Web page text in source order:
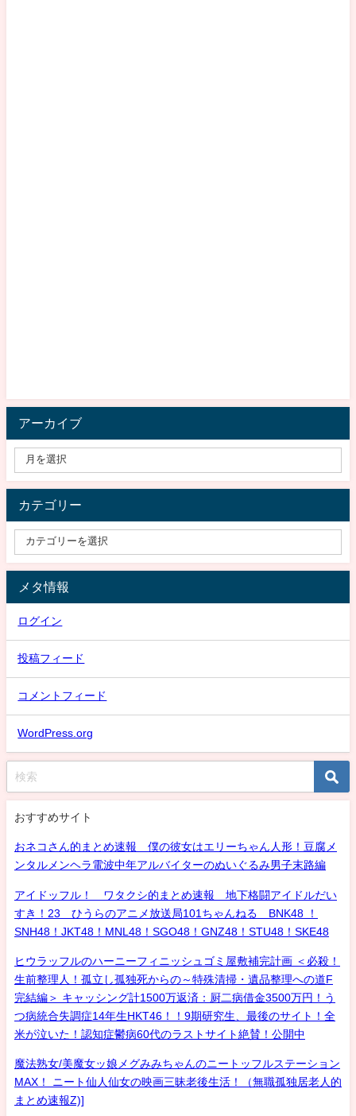
アーカイブ
カテゴリー
メタ情報
ログイン
投稿フィード
コメントフィード
WordPress.org
おすすめサイト
おネコさん的まとめ速報 僕の彼女はエリーちゃん人形！豆腐メ
ンタルメンヘラ電波中年アルバイターのぬいぐるみ男子末路編
アイドッフル！ ワタクシ的まとめ速報 地下格闘アイドルだい
すき！23 ひうらのアニメ放送局101ちゃんねる BNK48 ！
SNH48！JKT48！MNL48！SGO48！GNZ48！STU48！SKE48
ヒウラッフルのハーニーフィニッシュゴミ屋敷補完計画 ＜必殺！
生前整理人！孤立し孤独死からの～特殊清掃・遺品整理への道F
完結編＞ キャッシング計1500万返済：厨二病借金3500万円！う
つ病統合失調症14年生HKT46！！9期研究生、最後のサイト！全
米が泣いた！認知症鬱病60代のラストサイト絶賛！公開中
魔法熟女/美魔女ッ娘メグみみちゃんのニートッフルステーション
MAX！ ニート仙人仙女の映画三昧老後生活！（無職孤独居老人的
まとめ速報Z)]